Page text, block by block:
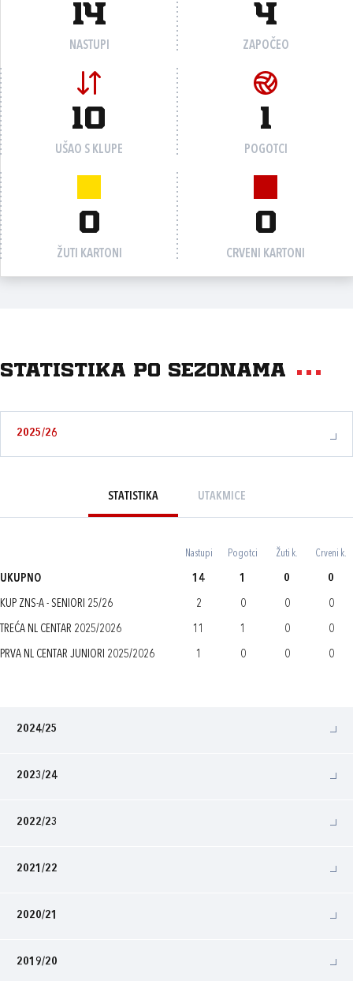
14
NASTUPI
4
ZAPOČEO
10
UŠAO S KLUPE
1
POGOTCI
0
ŽUTI KARTONI
0
CRVENI KARTONI
Statistika po sezonama
2025/26
STATISTIKA UTAKMICE
Nastupi Pogotci Žuti k. Crveni k.
UKUPNO 14 1 0 0
KUP ZNS-A - SENIORI 25/26 2 0 0 0
TREĆA NL CENTAR 2025/2026 11 1 0 0
PRVA NL CENTAR JUNIORI 2025/2026 1 0 0 0
2024/25
2023/24
2022/23
2021/22
2020/21
2019/20